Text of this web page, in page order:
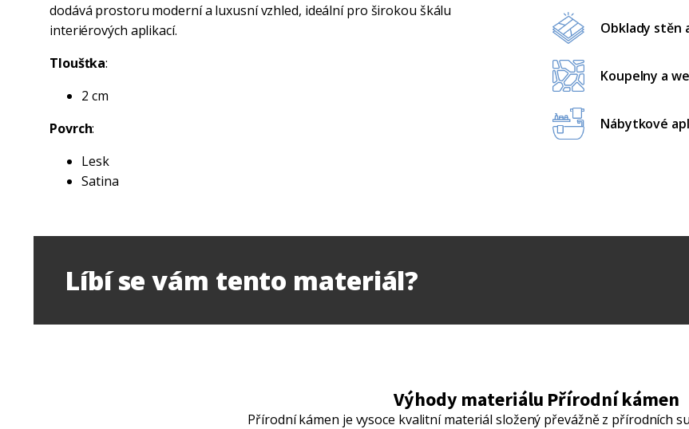
dodává prostoru moderní a luxusní vzhled, ideální pro širokou škálu
interiérových aplikací.
Tloušťka:
2 cm
Povrch:
Lesk
Satina
Obklady stěn
Koupelny a
Nábytkové
Líbí se vám tento materiál?
Výhody materiálu Přírodní kámen
Přírodní kámen je vysoce kvalitní materiál složený převážně z přírodních